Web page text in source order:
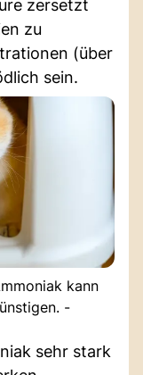
zersetzt
zu
(über
sein.
kann
-
sehr stark